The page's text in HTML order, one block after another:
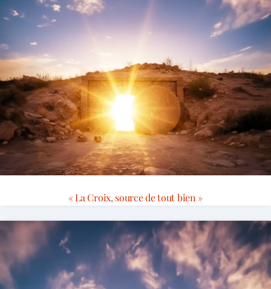
« La Croix, source de tout bien »